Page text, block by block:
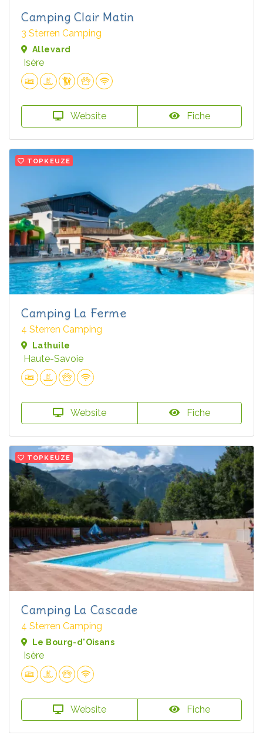
Camping Clair Matin
3 Sterren Camping
Allevard
Isère
Website Fiche
TOPKEUZE
Camping La Ferme
4 Sterren Camping
Lathuile
Haute-Savoie
Website Fiche
TOPKEUZE
Camping La Cascade
4 Sterren Camping
Le Bourg-d'Oisans
Isère
Website Fiche